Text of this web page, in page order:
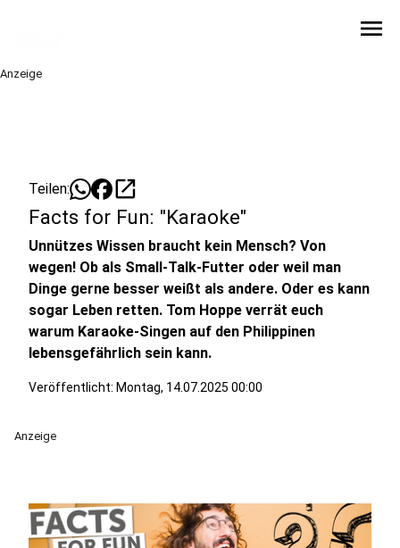
menu
Anzeige
Teilen: open_in_new
Facts for Fun: "Karaoke"
Unnützes Wissen braucht kein Mensch? Von
wegen! Ob als Small-Talk-Futter oder weil man
Dinge gerne besser weißt als andere. Oder es kann
sogar Leben retten. Tom Hoppe verrät euch
warum Karaoke-Singen auf den Philippinen
lebensgefährlich sein kann.
Veröffentlicht: Montag, 14.07.2025 00:00
Anzeige